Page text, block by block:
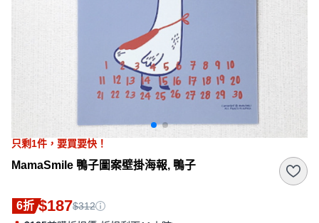
只剩1件， 要買要快！
MamaSmile 鴨子圖案壁掛海報, 鴨子
6折 $187$312